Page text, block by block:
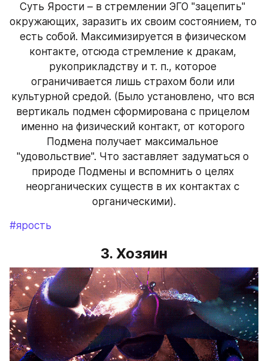
Суть Ярости – в стремлении ЭГО "зацепить"
окружающих, заразить их своим состоянием, то
есть собой. Максимизируется в физическом
контакте, отсюда стремление к дракам,
рукоприкладству и т. п., которое
ограничивается лишь страхом боли или
культурной средой. (Было установлено, что вся
вертикаль подмен сформирована с прицелом
именно на физический контакт, от которого
Подмена получает максимальное
"удовольствие". Что заставляет задуматься о
природе Подмены и вспомнить о целях
неорганических существ в их контактах с
органическими).
#ярость
3. Хозяин